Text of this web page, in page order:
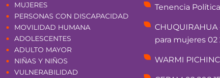
MUJERES
PERSONAS CON DISCAPACIDAD
MOVILIDAD HUMANA
ADOLESCENTES
ADULTO MAYOR
NIÑAS Y NIÑOS
VULNERABILIDAD
Tenencia
para mujeres 02
WARMI